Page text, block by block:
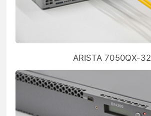
ARISTA 7050QX-32